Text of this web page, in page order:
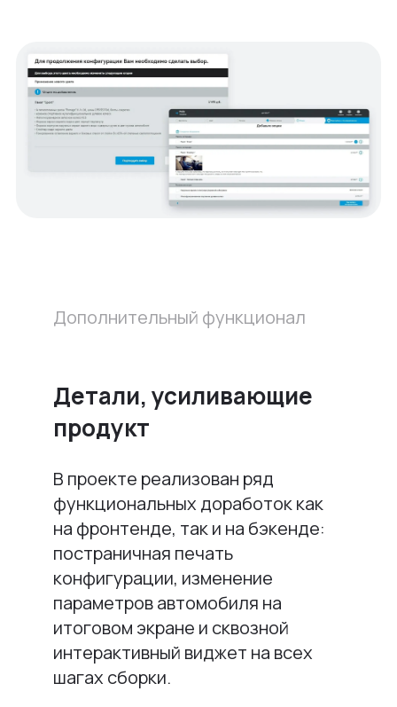
Дополнительный функционал
Детали, усиливающие
продукт
В проекте реализован ряд
функциональных доработок как
на фронтенде, так и на бэкенде:
постраничная печать
конфигурации, изменение
параметров автомобиля на
итоговом экране и сквозной
интерактивный виджет на всех
шагах сборки.